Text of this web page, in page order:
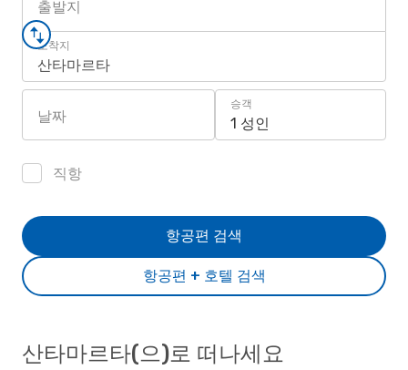
출발지
도착지
산타마르타
날짜
승객
1 성인
직항
항공편 + 호텔 검색
항공편 검색
산타마르타(으)로 떠나세요